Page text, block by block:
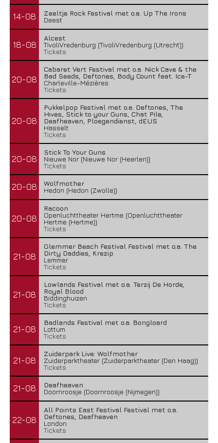
14-08
Zeeltje Rock Festival met o.a. Up The Irons
Deest
18-08
Alcest
TivoliVredenburg (TivoliVredenburg (Utrecht))
Tickets
20-08
Cabaret Vert Festival met o.a. Nick Cave & the
Bad Seeds, Deftones, Body Count feat. Ice-T
Charleville-Mézières
Tickets
20-08
Pukkelpop Festival met o.a. Deftones, The
Hives, Stick to your Guns, Chat Pile,
Deafheaven, Ploegendienst, dEUS
Hasselt
Tickets
20-08
Stick To Your Guns
Nieuwe Nor (Nieuwe Nor (Heerlen))
Tickets
20-08
Wolfmother
Hedon (Hedon (Zwolle))
20-08
Racoon
Openluchttheater Hertme (Openluchttheater
Hertme (Hertme))
Tickets
21-08
Glemmer Beach Festival Festival met o.a. The
Dirty Daddies, Krezip
Lemmer
Tickets
21-08
Lowlands Festival met o.a. Terzij De Horde,
Royal Blood
Biddinghuizen
Tickets
21-08
Badlands Festival met o.a. Bongloard
Lottum
Tickets
21-08
Zuiderpark Live: Wolfmother
Zuiderparktheater (Zuiderparktheater (Den Haag))
Tickets
21-08
Deafheaven
Doornroosje (Doornroosje (Nijmegen))
22-08
All Points East Festival Festival met o.a.
Deftones, Deafheaven
London
Tickets